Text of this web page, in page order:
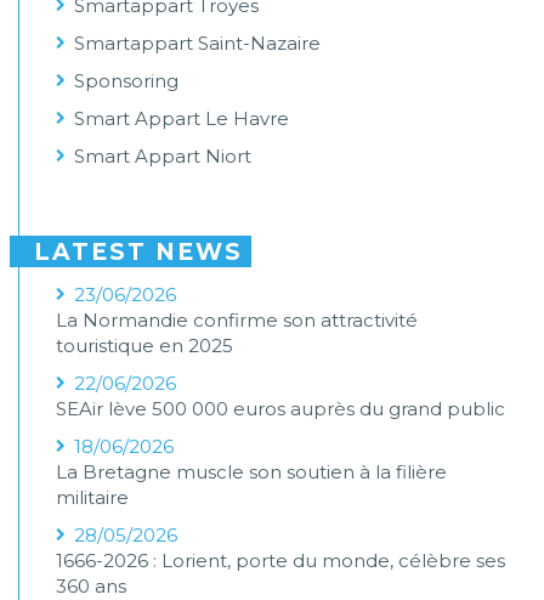
Smartappart Troyes
Smartappart Saint-Nazaire
Sponsoring
Smart Appart Le Havre
Smart Appart Niort
LATEST NEWS
23/06/2026
La Normandie confirme son attractivité
touristique en 2025
22/06/2026
SEAir lève 500 000 euros auprès du grand public
18/06/2026
La Bretagne muscle son soutien à la filière
militaire
28/05/2026
1666-2026 : Lorient, porte du monde, célèbre ses
360 ans